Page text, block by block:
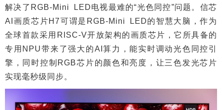
解决了RGB-Mini LED电视最难的“光色同控”问题。信芯
AI画质芯片H7可谓是RGB-Mini LED的智慧大脑，作为
全球首款采用RISC-V开放架构的画质芯片，它所具备的
专用NPU带来了强大的AI算力，能实时调动光色同控引
擎，同时控制RGB芯片的颜色和亮度，让三色发光芯片
实现毫秒级同步。